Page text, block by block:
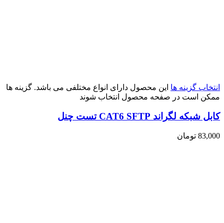
انتخاب گزینه ها این محصول دارای انواع مختلفی می باشد. گزینه ها
ممکن است در صفحه محصول انتخاب شوند
کابل شبکه لگراند CAT6 SFTP تست چنل
83,000 تومان